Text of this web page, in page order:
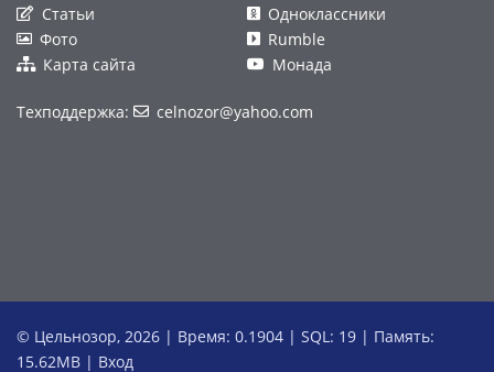
Статьи
Фото
Карта сайта
Одноклассники
Rumble
Монада
Техподдержка: celnozor@yahoo.com
© Цельнозор, 2026 | Время: 0.1904 | SQL: 19 | Память:
15.62MB | Вход